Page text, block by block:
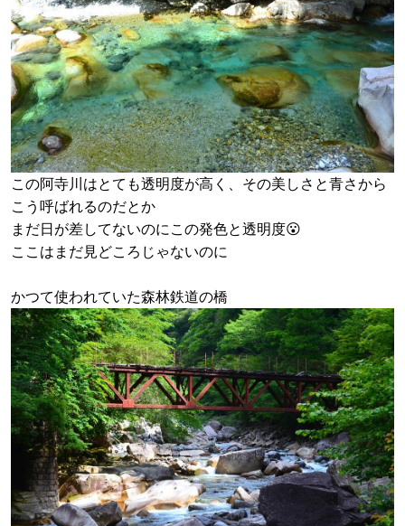
この阿寺川はとても透明度が高く、その美しさと青さから
こう呼ばれるのだとか
まだ日が差してないのにこの発色と透明度😮
ここはまだ見どころじゃないのに
かつて使われていた森林鉄道の橋